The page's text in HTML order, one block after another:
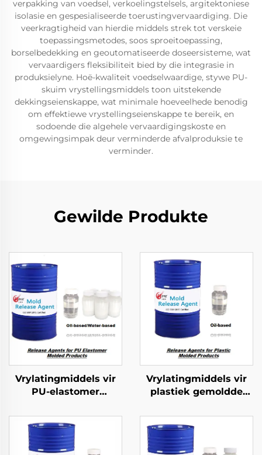
verpakking van voedsel, verkoelingstelsels, argitektoniese
isolasie en gespesialiseerde toerustingvervaardiging. Die
veerkragtigheid van hierdie middels strek tot verskeie
toepassingsmetodes, soos sproeitoepassing,
borselbedekking en geoutomatiseerde doseersisteme, wat
vervaardigers fleksibiliteit bied by die integrasie in
produksielyne. Hoë-kwaliteit voedselwaardige, stywe PU-
skuim vrystellingsmiddels toon uitstekende
dekkingseienskappe, wat minimale hoeveelhede benodig
om effektiewe vrystellingseienskappe te bereik, en
sodoende die algehele vervaardigingskoste en
omgewingsimpak deur verminderde afvalproduksie te
verminder.
Gewilde Produkte
Vrylatingmiddels vir
PU-elastomer
Vrylatingmiddels vir
plastiek gemoldde